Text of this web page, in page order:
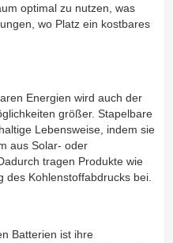
optimal zu nutzen, was
wo Platz ein kostbares
Energien wird auch der
größer. Stapelbare
Lebensweise, indem sie
aus Solar- oder
tragen Produkte wie
des Kohlenstoffabdrucks bei.
Batterien ist ihre